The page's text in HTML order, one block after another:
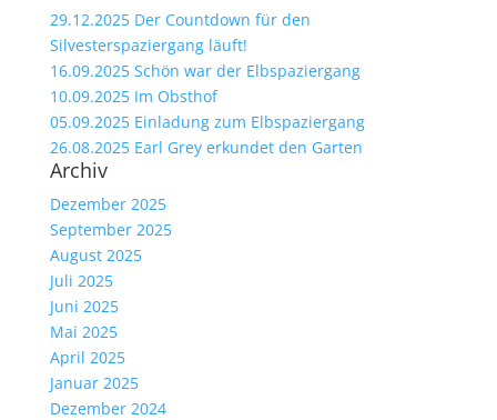
29.12.2025 Der Countdown für den
Silvesterspaziergang läuft!
16.09.2025 Schön war der Elbspaziergang
10.09.2025 Im Obsthof
05.09.2025 Einladung zum Elbspaziergang
26.08.2025 Earl Grey erkundet den Garten
Archiv
Dezember 2025
September 2025
August 2025
Juli 2025
Juni 2025
Mai 2025
April 2025
Januar 2025
Dezember 2024